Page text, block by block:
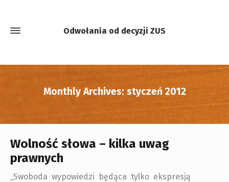
Odwołania od decyzji ZUS
Monthly Archives: styczeń 2012
Wolność słowa – kilka uwag
prawnych
„Swoboda wypowiedzi będąca tylko ekspresją